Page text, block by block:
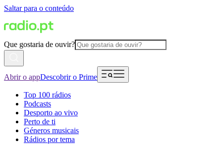
Saltar para o conteúdo
Que gostaria de ouvir?
Abrir o appDescobrir o Prime
Top 100 rádios
Podcasts
Desporto ao vivo
Perto de ti
Géneros musicais
Rádios por tema